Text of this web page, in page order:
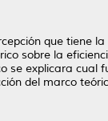
que tiene
sobre la
se explicara
del marco